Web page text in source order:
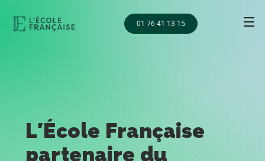
01 76 41 13 15
L'École Française
partenaire du